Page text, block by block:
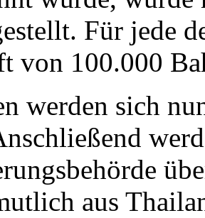
Für jede
von 100.000
werden sich
aus